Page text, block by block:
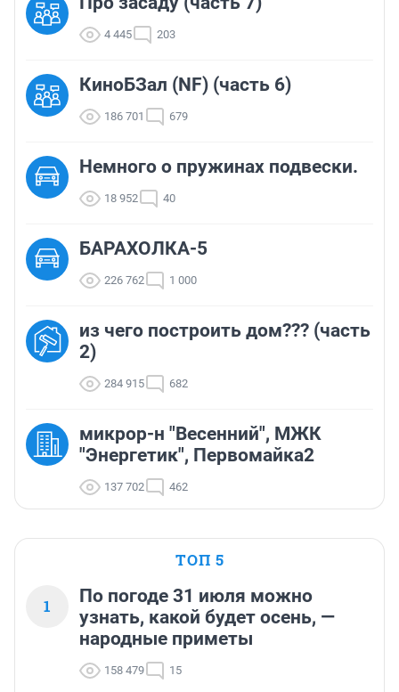
4 445 203
КиноБЗал (NF) (часть 6)
186 701 679
Немного о пружинах подвески.
18 952 40
БАРАХОЛКА-5
226 762 1 000
из чего построить дом??? (часть
2)
284 915 682
микрор-н "Весенний", МЖК
"Энергетик", Первомайка2
137 702 462
ТОП 5
1
По погоде 31 июля можно
узнать, какой будет осень, —
народные приметы
158 479 15